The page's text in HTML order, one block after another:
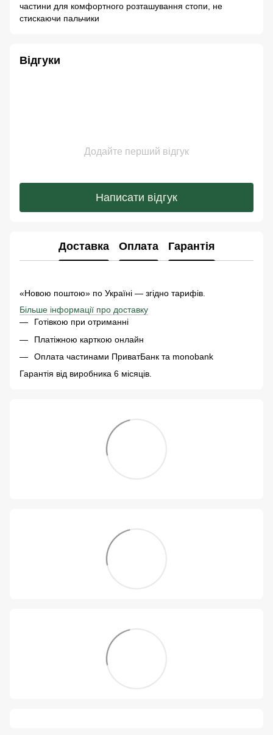
частини для комфортного розташування стопи, не
стискаючи пальчики
Відгуки
Додайте перший відгук
Написати відгук
Доставка Оплата Гарантія
«Новою поштою» по Україні — згідно тарифів.
Більше інформації про доставку
Готівкою при отриманні
Платіжною карткою онлайн
Оплата частинами ПриватБанк та monobank
Гарантія від виробника 6 місяців.